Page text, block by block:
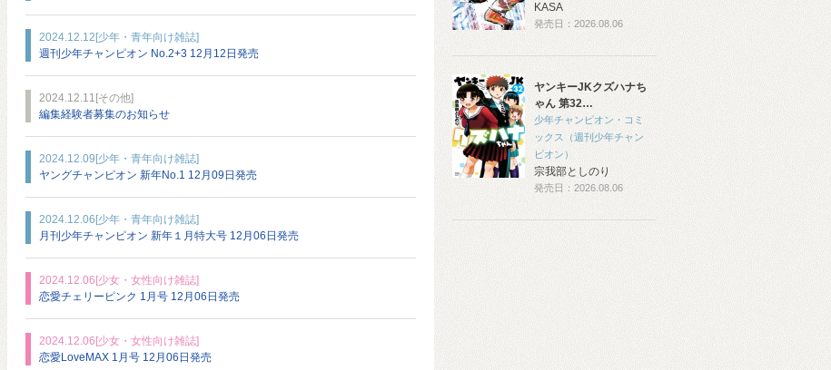
2024.12.12 [少年・青年向け雑誌]
週刊少年チャンピオン No.2+3 12月12日発売
2024.12.11 [その他]
編集経験者募集のお知らせ
2024.12.09 [少年・青年向け雑誌]
ヤングチャンピオン 新年No.1 12月09日発売
2024.12.06 [少年・青年向け雑誌]
月刊少年チャンピオン 新年１月特大号 12月06日発売
2024.12.06 [少女・女性向け雑誌]
恋愛チェリーピンク 1月号 12月06日発売
2024.12.06 [少女・女性向け雑誌]
恋愛LoveMAX 1月号 12月06日発売
KASA
発売日：2026.08.06
ヤンキーJKクズハナち
ゃん 第32…
少年チャンピオン・コミ
ックス（週刊少年チャン
ピオン）
宗我部としのり
発売日：2026.08.06